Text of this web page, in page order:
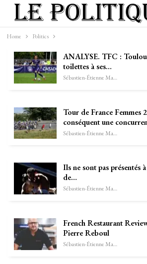
Home Politics
ANALYSE. TFC :
toilettes à ses…
Sébastien-Étienne Marechal
Tour de France Femmes
conséquent une
Sébastien-Étienne Marechal
Ils ne sont pas présentés
de…
Sébastien-Étienne Marechal
French Restaurant
Pierre Reboul
Sébastien-Étienne Marechal